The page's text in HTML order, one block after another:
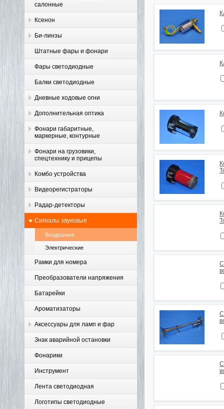
салонные
Ксенон
Би-линзы
Штатные фары и фонари
Фары светодиодные
Балки светодиодные
Дневные ходовые огни
Дополнительная оптика
Фонари габаритные,
маркерные, контурные
Фонари на грузовики,
спецтехнику и прицепы
Комбо устройства
Видеорегистраторы
Радар-детекторы
Сигналы звуковые
Воздушные
Электрические
Рамки для номера
Преобразователи напряжения
Батарейки
Ароматизаторы
Аксессуары для ламп и фар
Знак аварийной остановки
Фонарики
Инструмент
Лента светодиодная
Логотипы светодиодные